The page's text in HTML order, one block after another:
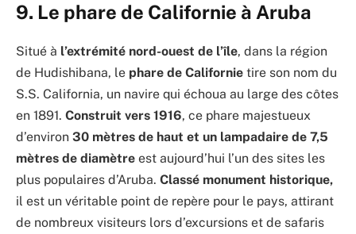
9. Le phare de Californie à Aruba
Situé à l’extrémité nord-ouest de l’île, dans la région
de Hudishibana, le phare de Californie tire son nom du
S.S. California, un navire qui échoua au large des côtes
en 1891. Construit vers 1916, ce phare majestueux
d’environ 30 mètres de haut et un lampadaire de 7,5
mètres de diamètre est aujourd’hui l’un des sites les
plus populaires d’Aruba. Classé monument historique,
il est un véritable point de repère pour le pays, attirant
de nombreux visiteurs lors d’excursions et de safaris